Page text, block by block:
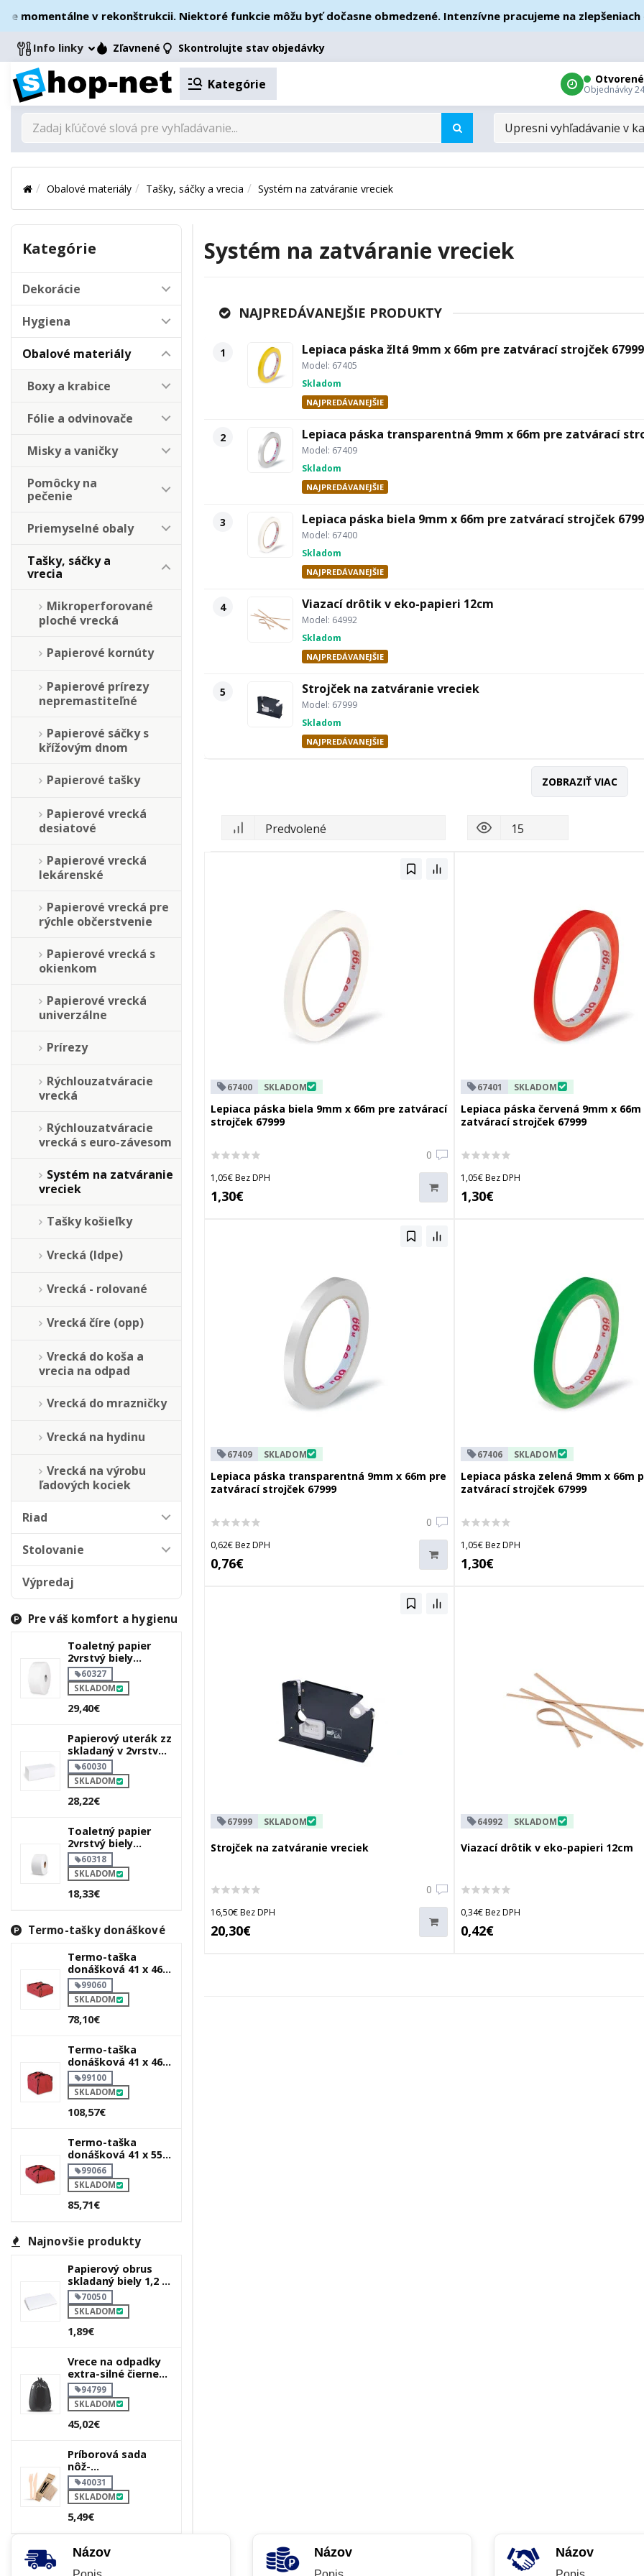
v rekonštrukcii. Niektoré funkcie môžu byť dočasne obmedzené. Intenzívne pracujeme na zlepšeniach –
Info linky Zľavnené Skontrolujte stav objedávky
Kategórie Otvorené
Objednávky
UPRESNI
VYHĽADÁVANIE
Obalové materiály Tašky, sáčky a vrecia Systém na zatváranie vreciek
Kategórie
Dekorácie
Hygiena
Obalové materiály
Boxy a krabice
Fólie a odvinovače
Misky a vaničky
Pomôcky na
pečenie
Priemyselné obaly
Tašky, sáčky a
vrecia
Mikroperforované
ploché vrecká
Papierové kornúty
Papierové prírezy
nepremastiteľné
Papierové sáčky s
křížovým dnom
Papierové tašky
Papierové vrecká
desiatové
Papierové vrecká
lekárenské
Papierové vrecká pre
rýchle občerstvenie
Papierové vrecká s
okienkom
Papierové vrecká
univerzálne
Prírezy
Rýchlouzatváracie
vrecká
Rýchlouzatváracie
vrecká s euro-závesom
Systém na zatváranie
vreciek
Tašky košieľky
Vrecká (ldpe)
Vrecká - rolované
Vrecká číre (opp)
Vrecká do koša a
vrecia na odpad
Vrecká do mrazničky
Vrecká na hydinu
Vrecká na výrobu
ľadových kociek
Riad
Stolovanie
Výpredaj
Pre váš komfort a hygienu
Toaletný papier
2vrstvý biely
`jumbo` ø27cm
340m 1515 útržkov
60327
SKLADOM
29,40€
Papierový uterák zz
skladaný v 2vrstvý
biely 23 x 21 cm
60030
SKLADOM
28,22€
Toaletný papier
2vrstvý biely
`jumbo` ø18cm
100m 445 útržkov
60318
SKLADOM
18,33€
Termo-tašky donáškové
Termo-taška
donášková 41 x 46 x
18 cm `typ 6`
99060
SKLADOM
78,10€
Termo-taška
donášková 41 x 46 x
36 cm `typ 10`
99100
SKLADOM
108,57€
Termo-taška
donášková 41 x 55 x
18 cm `typ 6 plus`
99066
SKLADOM
85,71€
Najnovšie produkty
Papierový obrus
skladaný biely 1,2 x
1,8 m70050
SKLADOM
1,89€
Vrece na odpadky
extra-silné čierne
70 x 110 cm 120l
94799
SKLADOM
45,02€
Príborová sada
nôž-
vidlička+obrúsok
40031
SKLADOM
5,49€
Systém na zatváranie vreciek
NAJPREDÁVANEJŠIE PRODUKTY
1 Lepiaca páska žltá 9mm x 66m pre zatvárací strojček 67999
Model: 67405
Skladom
NAJPREDÁVANEJŠIE
2 Lepiaca páska transparentná 9mm x 66m pre zatvárací
Model: 67409
Skladom
NAJPREDÁVANEJŠIE
3 Lepiaca páska biela 9mm x 66m pre zatvárací strojček
Model: 67400
Skladom
NAJPREDÁVANEJŠIE
4 Viazací drôtik v eko-papieri 12cm
Model: 64992
Skladom
NAJPREDÁVANEJŠIE
5 Strojček na zatváranie vreciek
Model: 67999
Skladom
NAJPREDÁVANEJŠIE
67400 SKLADOM
Lepiaca páska biela 9mm x 66m pre zatvárací
strojček 67999
0
1,05€ Bez DPH
1,30€
67401 SKLADOM
Lepiaca páska červená 9mm x
zatvárací strojček 67999
1,05€ Bez DPH
1,30€
67409 SKLADOM
Lepiaca páska transparentná 9mm x 66m pre
zatvárací strojček 67999
0
0,62€ Bez DPH
0,76€
67406 SKLADOM
Lepiaca páska zelená 9mm x 66m
zatvárací strojček 67999
1,05€ Bez DPH
1,30€
67999 SKLADOM
Strojček na zatváranie vreciek
0
16,50€ Bez DPH
20,30€
64992 SKLADOM
Viazací drôtik v eko-papieri 12cm
0,34€ Bez DPH
0,42€
Názov Názov Názov